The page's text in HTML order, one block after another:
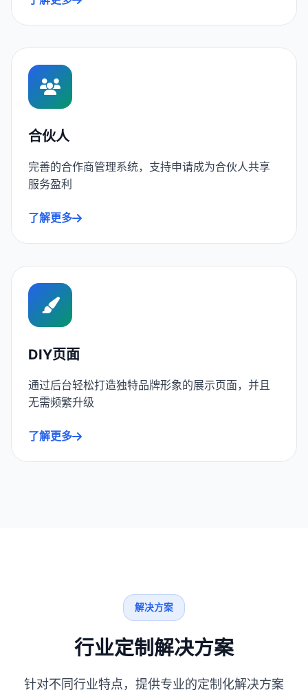
合伙人
完善的合作商管理系统，支持申请成为合伙人共享
服务盈利
了解更多
DIY页面
通过后台轻松打造独特品牌形象的展示页面，并且
无需频繁升级
了解更多
解决方案
行业定制解决方案
针对不同行业特点，提供专业的定制化解决方案